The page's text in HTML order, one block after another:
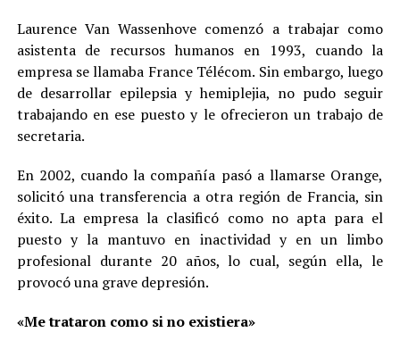
Laurence Van Wassenhove comenzó a trabajar como
asistenta de recursos humanos en 1993, cuando la
empresa se llamaba France Télécom. Sin embargo, luego
de desarrollar epilepsia y hemiplejia, no pudo seguir
trabajando en ese puesto y le ofrecieron un trabajo de
secretaria.
En 2002, cuando la compañía pasó a llamarse Orange,
solicitó una transferencia a otra región de Francia, sin
éxito. La empresa la clasificó como no apta para el
puesto y la mantuvo en inactividad y en un limbo
profesional durante 20 años, lo cual, según ella, le
provocó una grave depresión.
«Me trataron como si no existiera»